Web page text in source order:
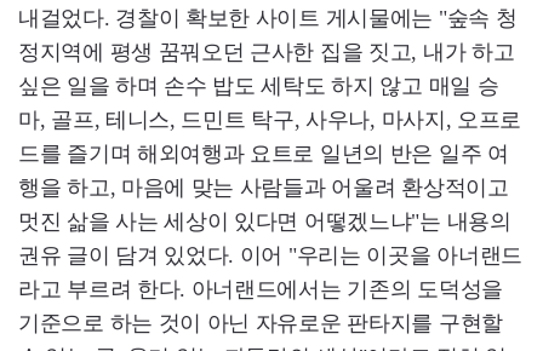
내걸었다. 경찰이 확보한 사이트 게시물에는 "숲속 청
정지역에 평생 꿈꿔오던 근사한 집을 짓고, 내가 하고
싶은 일을 하며 손수 밥도 세탁도 하지 않고 매일 승
마, 골프, 테니스, 드민트 탁구, 사우나, 마사지, 오프로
드를 즐기며 해외여행과 요트로 일년의 반은 일주 여
행을 하고, 마음에 맞는 사람들과 어울려 환상적이고
멋진 삶을 사는 세상이 있다면 어떻겠느냐"는 내용의
권유 글이 담겨 있었다. 이어 "우리는 이곳을 아너랜드
라고 부르려 한다. 아너랜드에서는 기존의 도덕성을
기준으로 하는 것이 아닌 자유로운 판타지를 구현할